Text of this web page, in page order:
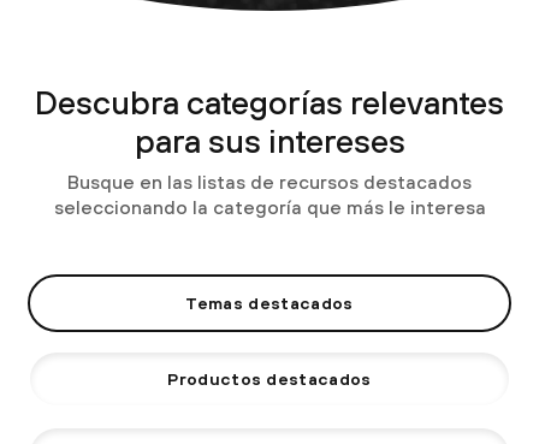
Descubra categorías relevantes
para sus intereses
Busque en las listas de recursos destacados
seleccionando la categoría que más le interesa
Temas destacados
Productos destacados